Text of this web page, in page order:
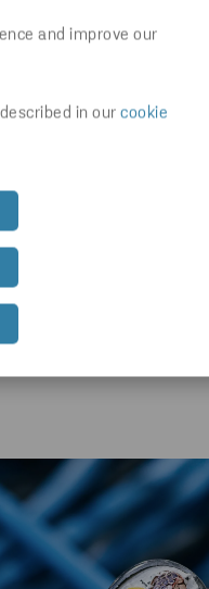
and improve our
in our cookie
processer säkerställer att